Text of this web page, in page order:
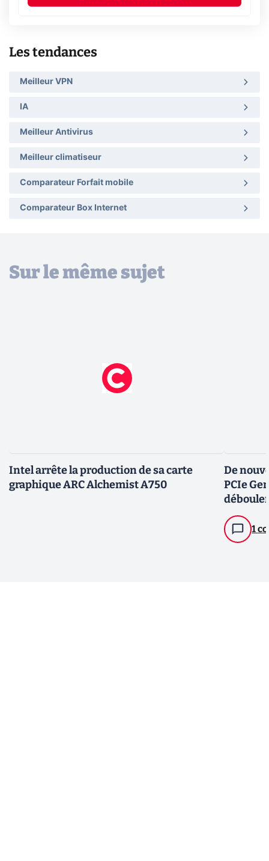
Les tendances
Meilleur VPN
IA
Meilleur Antivirus
Meilleur climatiseur
Comparateur Forfait mobile
Comparateur Box Internet
Sur le même sujet
Intel arrête la production de sa carte
graphique ARC Alchemist A750
De
PCIe
1